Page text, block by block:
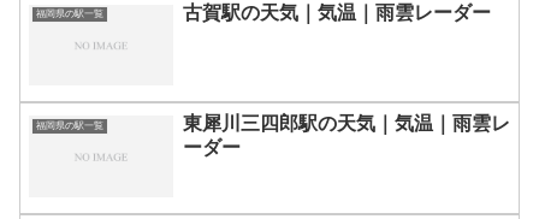
福岡県の駅一覧 古賀駅の天気｜気温｜雨雲レーダー
福岡県の駅一覧
東犀川三四郎駅の天気｜気温｜雨雲レ
ーダー